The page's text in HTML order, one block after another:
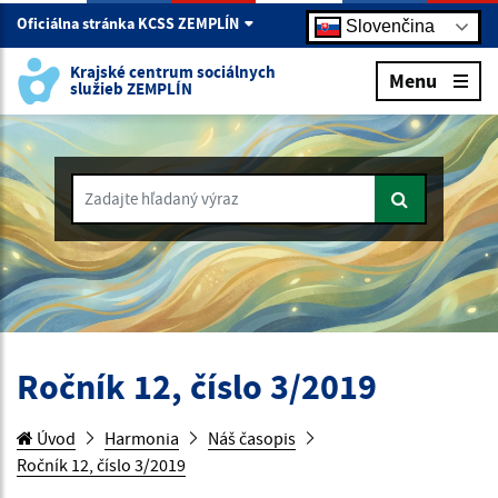
Oficiálna stránka KCSS ZEMPLÍN Slovenčina
Krajské centrum sociálnych
služieb ZEMPLÍN Menu
Zadajte hľadaný výraz
Ročník 12, číslo 3/2019
Úvod Harmonia
Náš časopis
Ročník 12, číslo 3/2019